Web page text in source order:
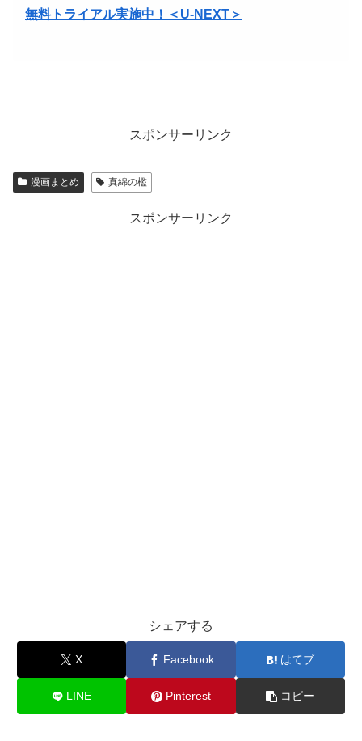
無料トライアル実施中！＜U-NEXT＞
スポンサーリンク
漫画まとめ 真綿の檻
スポンサーリンク
シェアする
X Facebook はてブ
LINE Pinterest コピー